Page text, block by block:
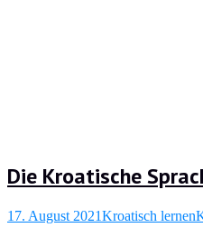
Die Kroatische
17. August 2021Kroatisch lernen